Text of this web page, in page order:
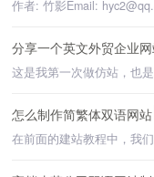
分享一个英文外贸企业
怎么制作简繁体双语网站